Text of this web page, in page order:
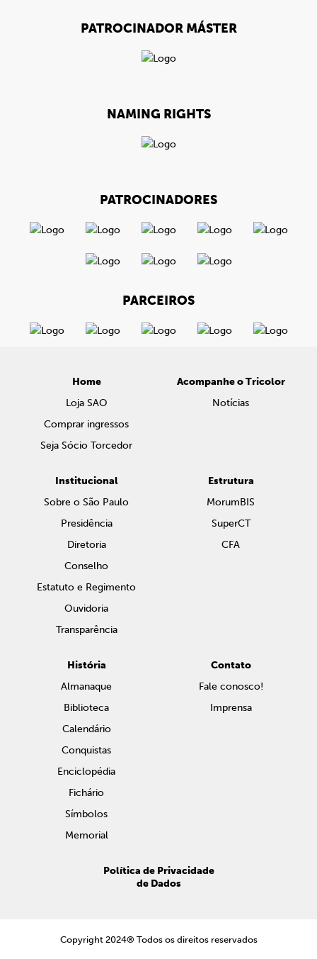
PATROCINADOR MÁSTER
NAMING RIGHTS
PATROCINADORES
PARCEIROS
Home
Loja SAO
Comprar ingressos
Seja Sócio Torcedor
Acompanhe o Tricolor
Notícias
Institucional
Sobre o São Paulo
Presidência
Diretoria
Conselho
Estatuto e Regimento
Ouvidoria
Transparência
Estrutura
MorumBIS
SuperCT
CFA
História
Almanaque
Biblioteca
Calendário
Conquistas
Enciclopédia
Fichário
Símbolos
Memorial
Contato
Fale conosco!
Imprensa
Política de Privacidade
de Dados
Copyright 2024® Todos os direitos reservados